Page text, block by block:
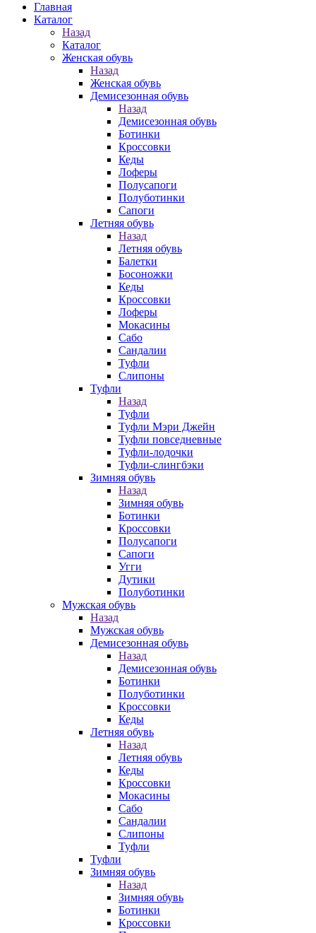
Главная
Каталог
Назад
Каталог
Женская обувь
Назад
Женская обувь
Демисезонная обувь
Назад
Демисезонная обувь
Ботинки
Кроссовки
Кеды
Лоферы
Полусапоги
Полуботинки
Сапоги
Летняя обувь
Назад
Летняя обувь
Балетки
Босоножки
Кеды
Кроссовки
Лоферы
Мокасины
Сабо
Сандалии
Туфли
Слипоны
Туфли
Назад
Туфли
Туфли Мэри Джейн
Туфли повседневные
Туфли-лодочки
Туфли-слингбэки
Зимняя обувь
Назад
Зимняя обувь
Ботинки
Кроссовки
Полусапоги
Сапоги
Угги
Дутики
Полуботинки
Мужская обувь
Назад
Мужская обувь
Демисезонная обувь
Назад
Демисезонная обувь
Ботинки
Полуботинки
Кроссовки
Кеды
Летняя обувь
Назад
Летняя обувь
Кеды
Кроссовки
Мокасины
Сабо
Сандалии
Слипоны
Туфли
Туфли
Зимняя обувь
Назад
Зимняя обувь
Ботинки
Кроссовки